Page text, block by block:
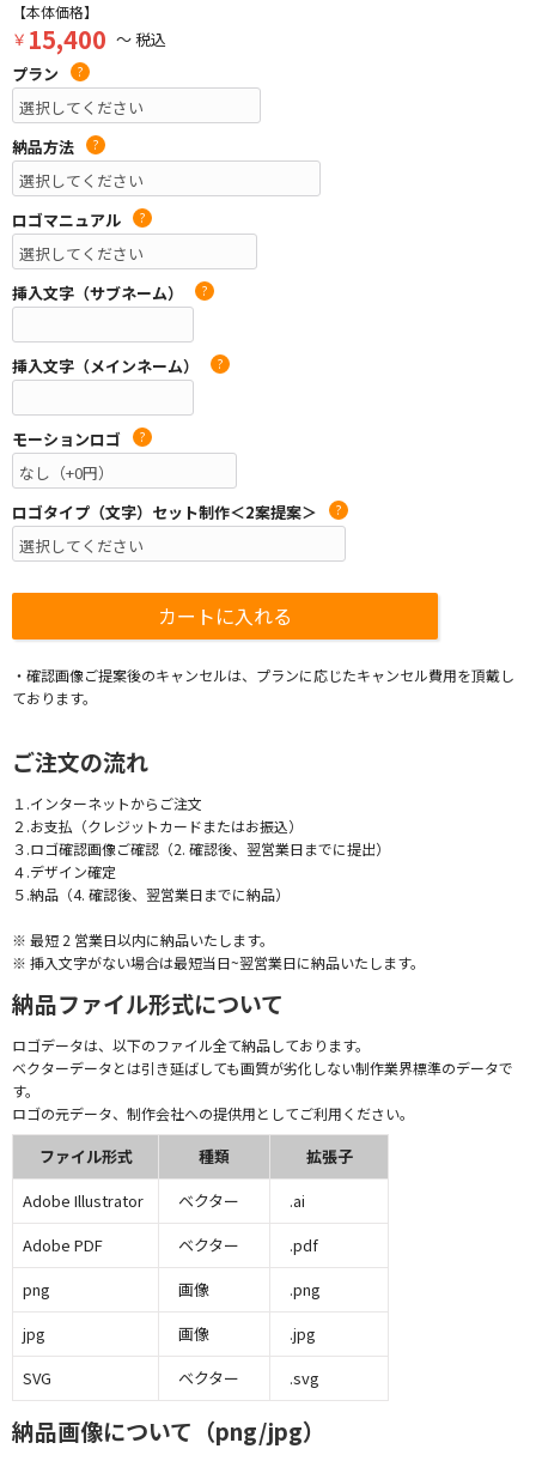
【本体価格】
￥ 15,400 ～ 税込
プラン
?
納品方法 ?
ロゴマニュアル ?
挿入文字（サブネーム） ?
挿入文字（メインネーム） ?
モーションロゴ ?
ロゴタイプ（文字）セット制作＜2案提案＞ ?
・確認画像ご提案後のキャンセルは、プランに応じたキャンセル費用を頂戴し
ております。
ご注文の流れ
１.インターネットからご注文
２.お支払（クレジットカードまたはお振込）
３.ロゴ確認画像ご確認（2. 確認後、翌営業日までに提出）
４.デザイン確定
５.納品（4. 確認後、翌営業日までに納品）
※ 最短 2 営業日以内に納品いたします。
※ 挿入文字がない場合は最短当日~翌営業日に納品いたします。
納品ファイル形式について
ロゴデータは、以下のファイル全て納品しております。
ベクターデータとは引き延ばしても画質が劣化しない制作業界標準のデータで
す。
ロゴの元データ、制作会社への提供用としてご利用ください。
ファイル形式 種類
拡張子
Adobe Illustrator
ベクター
.ai
Adobe PDF
ベクター
.pdf
png
画像
.png
jpg
画像
.jpg
SVG
ベクター .svg
納品画像について（png/jpg）